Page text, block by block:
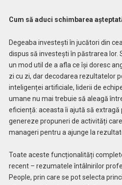
Cum să aduci schimbarea
Degeaba investești în jucători din
dispus să investești în păstrarea
un mod util de a afla ce își doresc
zi cu zi, dar decodarea rezultatelor
inteligenței artificiale, liderii de
umane nu mai trebuie să aleagă
eficiență: aceasta îi ajută să
genereze propuneri de activități
manageri pentru a ajunge la
Toate aceste funcționalități
recent – rezumatele întâlnirilor
People, prin care se pot selecta